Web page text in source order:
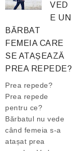
VED
E UN
BĂRBAT
FEMEIA CARE
SE ATAȘEAZĂ
PREA REPEDE?
Prea repede?
Prea repede
pentru ce?
Bărbatul nu vede
când femeia s-a
atașat prea